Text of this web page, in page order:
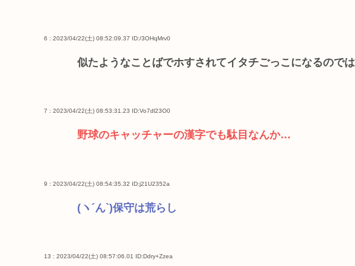
6 : 2023/04/22(土) 08:52:09.37 ID:/3OHqMrv0
似たようなことばでホすされてイタチごっこになるのでは
7 : 2023/04/22(土) 08:53:31.23 ID:Vo7dl23O0
野球のキャッチャーの漢字でも駄目なんか…
9 : 2023/04/22(土) 08:54:35.32 ID:j21U2352a
(ヽ´ん`)保‏守は荒らし
13 : 2023/04/22(土) 08:57:06.01 ID:Ddry+Zzea